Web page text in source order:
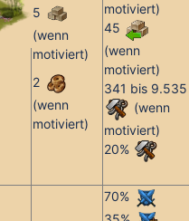
5
(wenn
motiviert)
2
(wenn
motiviert)
motiviert)
45
(wenn
motiviert)
341 bis 9.535
(wenn
motiviert)
20%
70%